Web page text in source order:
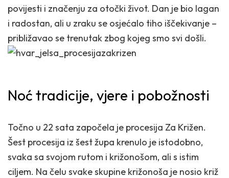
povijesti i značenju za otočki život. Dan je bio lagan
i radostan, ali u zraku se osjećalo tiho iščekivanje –
približavao se trenutak zbog kojeg smo svi došli.
Noć tradicije, vjere i pobožnosti
Točno u 22 sata započela je procesija Za Križen.
Šest procesija iz šest župa krenulo je istodobno,
svaka sa svojom rutom i križonošom, ali s istim
ciljem. Na čelu svake skupine križonoša je nosio križ